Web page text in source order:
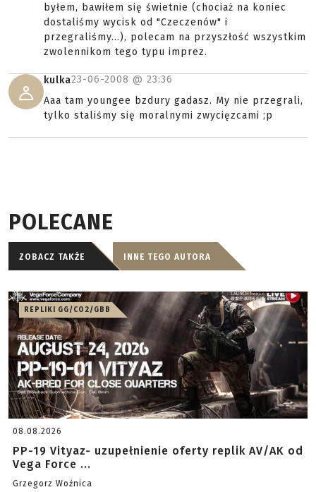
byłem, bawiłem się świetnie (chociaż na koniec
dostaliśmy wycisk od "Czeczenów" i
przegraliśmy...), polecam na przyszłość wszystkim
zwolennikom tego typu imprez.
kulka23-06-2008 @ 23:36
Aaa tam youngee bzdury gadasz. My nie przegrali,
tylko staliśmy się moralnymi zwycięzcami ;p
POLECANE
ZOBACZ TAKŻE INNE TEGO AUTORA
REPLIKI GG/CO2/GBB
08.08.2026
PP-19 Vityaz- uzupełnienie oferty replik AV/AK od
Vega Force ...
Grzegorz Woźnica